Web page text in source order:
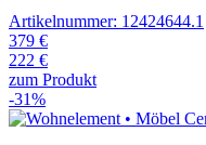
Artikelnummer: 12424644.1
379 €
222 €
zum Produkt
-31%